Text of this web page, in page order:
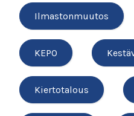
Ilmastonmuutos
KEPO
Kiertotalous